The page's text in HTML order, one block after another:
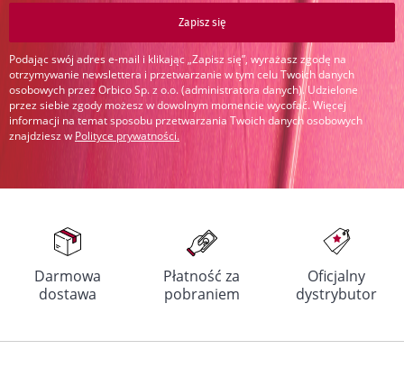
Zapisz się
Podając swój adres e-mail i klikając „Zapisz się”, wyrażasz zgodę na
otrzymywanie newslettera i przetwarzanie w tym celu Twoich danych
osobowych przez Orbico Sp. z o.o. (administratora danych). Udzielone
przez siebie zgody możesz w dowolnym momencie wycofać. Więcej
informacji na temat sposobu przetwarzania Twoich danych osobowych
znajdziesz w Polityce prywatności.
Darmowa
dostawa
Płatność za
pobraniem
Oficjalny
dystrybutor